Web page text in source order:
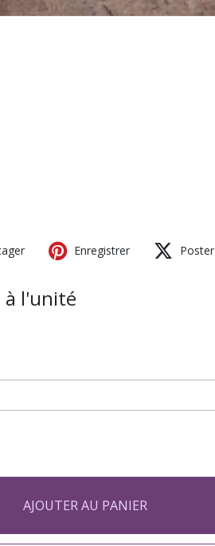
Enregistrer Poster
à l'unité
AJOUTER AU PANIER